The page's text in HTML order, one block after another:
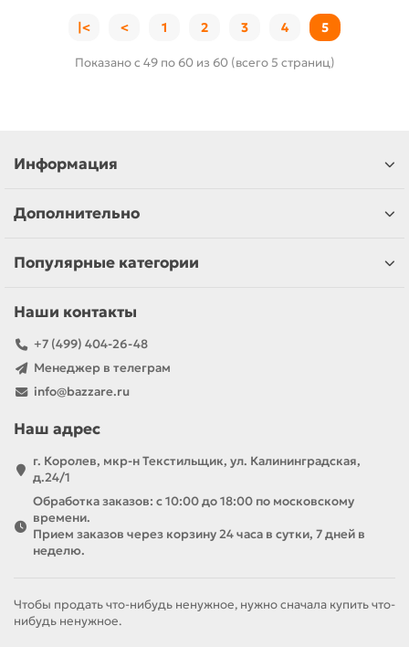
|< < 1 2 3 4 5
Показано с 49 по 60 из 60 (всего 5 страниц)
Информация
Дополнительно
Популярные категории
Наши контакты
+7 (499) 404-26-48
Менеджер в телеграм
info@bazzare.ru
Наш адрес
г. Королев, мкр-н Текстильщик, ул. Калининградская,
д.24/1
Обработка заказов: с 10:00 до 18:00 по московскому
времени.
Прием заказов через корзину 24 часа в сутки, 7 дней в
неделю.
Чтобы продать что-нибудь ненужное, нужно сначала купить что-
нибудь ненужное.